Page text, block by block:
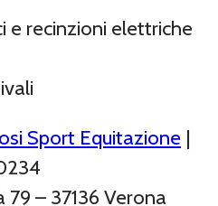
e recinzioni elettriche
Sport Equitazione |
– 37136 Verona